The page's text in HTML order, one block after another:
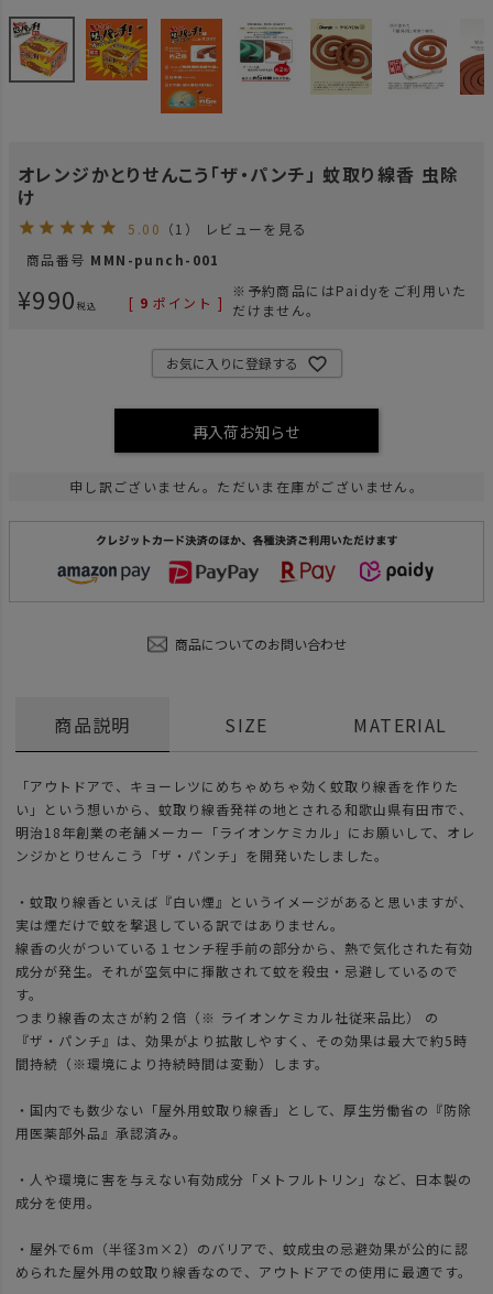
オレンジかとりせんこう「ザ・パンチ」 蚊取り線香 虫除
け
5.00 （1）
レビューを見る
商品番号 MMN-punch-001
¥990 税込 [ 9 ポイント ]
※予約商品にはPaidyをご利用いた
だけません。
お気に入りに登録する
再入荷お知らせ
申し訳ございません。ただいま在庫がございません。
商品についてのお問い合わせ
商品説明
「アウトドアで、キョーレツにめちゃめちゃ効く蚊取り線香を作りた
い」という想いから、蚊取り線香発祥の地とされる和歌山県有田市で、
明治18年創業の老舗メーカー「ライオンケミカル」にお願いして、オレ
ンジかとりせんこう「ザ・パンチ」を開発いたしました。
・蚊取り線香といえば『白い煙』というイメージがあると思いますが、
実は煙だけで蚊を撃退している訳ではありません。
線香の火がついている１センチ程手前の部分から、熱で気化された有効
成分が発生。それが空気中に揮散されて蚊を殺虫・忌避しているので
す。
つまり線香の太さが約２倍（※ ライオンケミカル社従来品比） の
『ザ・パンチ』は、効果がより拡散しやすく、その効果は最大で約5時
間持続（※環境により持続時間は変動）します。
・国内でも数少ない「屋外用蚊取り線香」として、厚生労働省の『防除
用医薬部外品』承認済み。
・人や環境に害を与えない有効成分「メトフルトリン」など、日本製の
成分を使用。
・屋外で6m（半径3m×2）のバリアで、蚊成虫の忌避効果が公的に認
められた屋外用の蚊取り線香なので、アウトドアでの使用に最適です。
SIZE MATERIAL